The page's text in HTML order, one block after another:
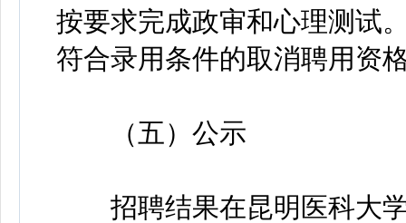
按要求完成政审和心理测试
符合录用条件的取消聘用资
（五）公示
招聘结果在昆明医科大学